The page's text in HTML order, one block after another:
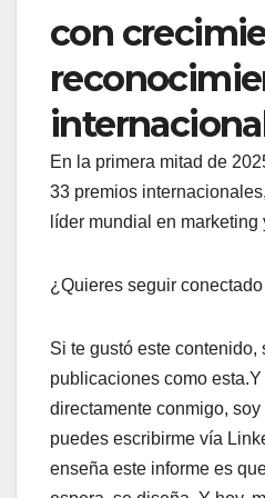
con
En la primera mitad de
33 premios
líder mundial en marketing
¿Quieres seguir
Si te gustó este contenido,
publicaciones como
directamente conmigo,
puedes escribirme vía
enseña este informe es